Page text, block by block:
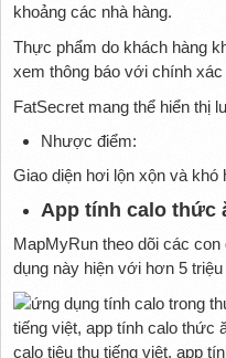
khoảng các nhà hàng.
Thực phẩm do khách hàng
xem thông báo với chính xác
FatSecret mang thể hiển thị
Nhược điểm:
Giao diện hơi lộn xộn và
App tính calo thức
MapMyRun theo dõi các
dụng này hiện với hơn 5